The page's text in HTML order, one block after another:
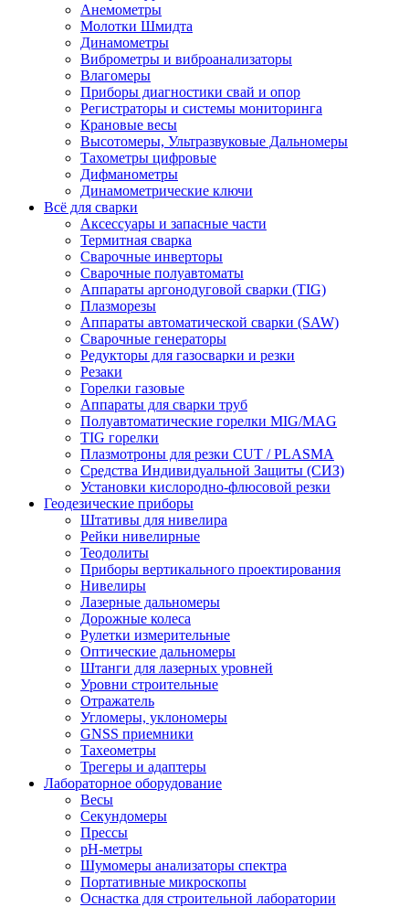
Анемометры
Молотки Шмидта
Динамометры
Виброметры и виброанализаторы
Влагомеры
Приборы диагностики свай и опор
Регистраторы и системы мониторинга
Крановые весы
Высотомеры, Ультразвуковые Дальномеры
Тахометры цифровые
Дифманометры
Динамометрические ключи
Всё для сварки
Аксессуары и запасные части
Термитная сварка
Сварочные инверторы
Сварочные полуавтоматы
Аппараты аргонодуговой сварки (TIG)
Плазморезы
Аппараты автоматической сварки (SAW)
Сварочные генераторы
Редукторы для газосварки и резки
Резаки
Горелки газовые
Аппараты для сварки труб
Полуавтоматические горелки MIG/MAG
TIG горелки
Плазмотроны для резки CUT / PLASMA
Средства Индивидуальной Защиты (СИЗ)
Установки кислородно-флюсовой резки
Геодезические приборы
Штативы для нивелира
Рейки нивелирные
Теодолиты
Приборы вертикального проектирования
Нивелиры
Лазерные дальномеры
Дорожные колеса
Рулетки измерительные
Оптические дальномеры
Штанги для лазерных уровней
Уровни строительные
Отражатель
Угломеры, уклономеры
GNSS приемники
Тахеометры
Трегеры и адаптеры
Лабораторное оборудование
Весы
Секундомеры
Прессы
pH-метры
Шумомеры анализаторы спектра
Портативные микроскопы
Оснастка для строительной лаборатории